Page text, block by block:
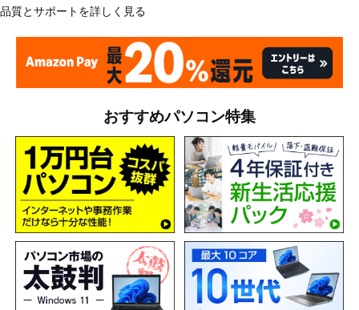
品質とサポートを詳しく見る
おすすめパソコン特集